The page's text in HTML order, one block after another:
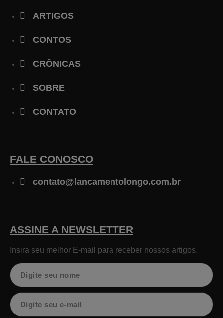
k
ARTIGOS
CONTOS
CRÔNICAS
SOBRE
CONTATO
FALE CONOSCO
contato@lancamentolongo.com.br
ASSINE A NEWSLETTER
Insira seu melhor E-mail para receber nossos artigos.
Nome
Email